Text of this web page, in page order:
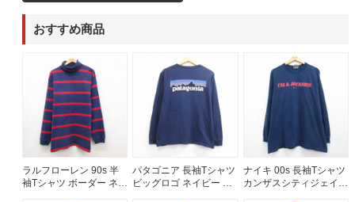
おすすめ商品
ラルフローレン 90s 半
袖Tシャツ ボーダー ネイ
パタゴニア 長袖Tシャツ
ビッグロゴ ネイビー メ
ナイキ 00s 長袖Tシャツ
カンザスシティジェイホ